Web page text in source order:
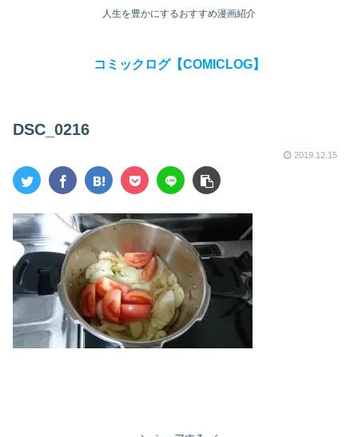
人生を豊かにするおすすめ漫画紹介
コミックログ【COMICLOG】
DSC_0216
2019.12.15